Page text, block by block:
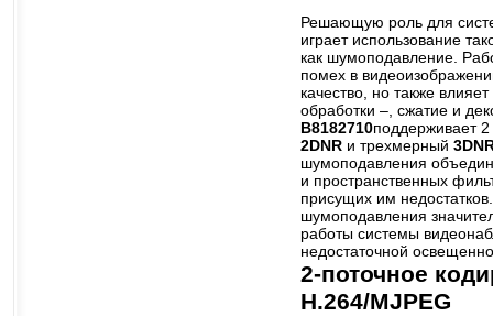
Решающую роль для
играет использование
как шумоподавление.
помех в
качество, но также
обработки –, сжатие и
B8182710поддерживает
2DNR и трехмерный
шумоподавления
и пространственных
присущих им
шумоподавления
работы системы
недостаточной
2-поточное
Н.264/MJPEG